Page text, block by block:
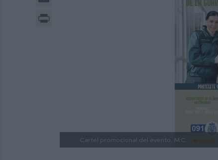
Cartel promocional del evento. M.C.